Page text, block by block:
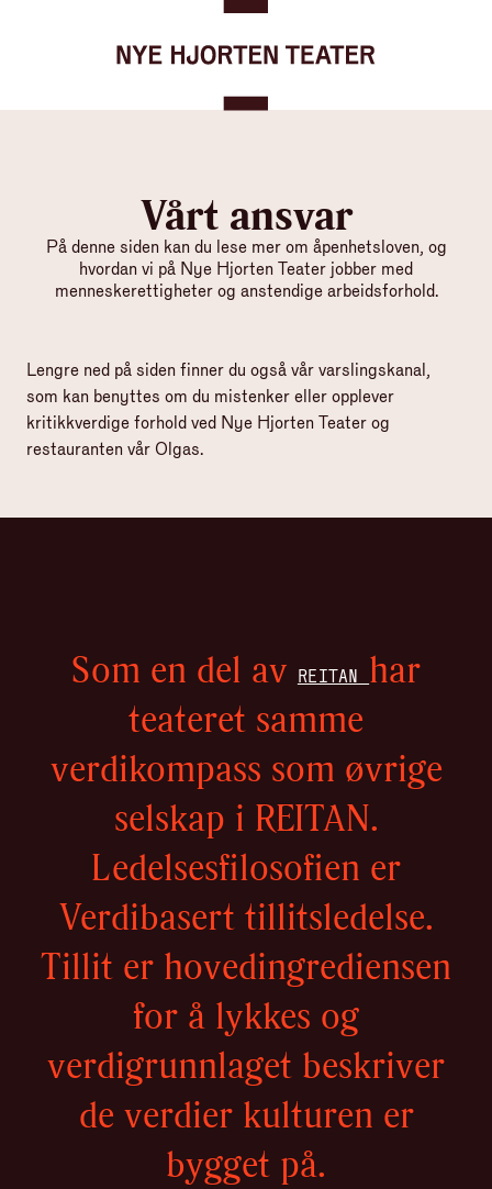
Gå til forsiden
Vårt ansvar
På denne siden kan du lese mer om åpenhetsloven, og
hvordan vi på Nye Hjorten Teater jobber med
menneskerettigheter og anstendige arbeidsforhold.
Lengre ned på siden finner du også vår varslingskanal,
som kan benyttes om du mistenker eller opplever
kritikkverdige forhold ved Nye Hjorten Teater og
restauranten vår Olgas.
Som en del av REITAN har
teateret samme
verdikompass som øvrige
selskap i REITAN.
Ledelsesfilosofien er
Verdibasert tillitsledelse.
Tillit er hovedingrediensen
for å lykkes og
verdigrunnlaget beskriver
de verdier kulturen er
bygget på.